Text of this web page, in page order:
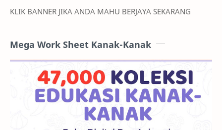
KLIK BANNER JIKA ANDA MAHU BERJAYA SEKARANG
Mega Work Sheet Kanak-Kanak